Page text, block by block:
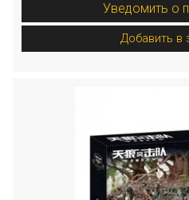
Уведомить о
Добавить в